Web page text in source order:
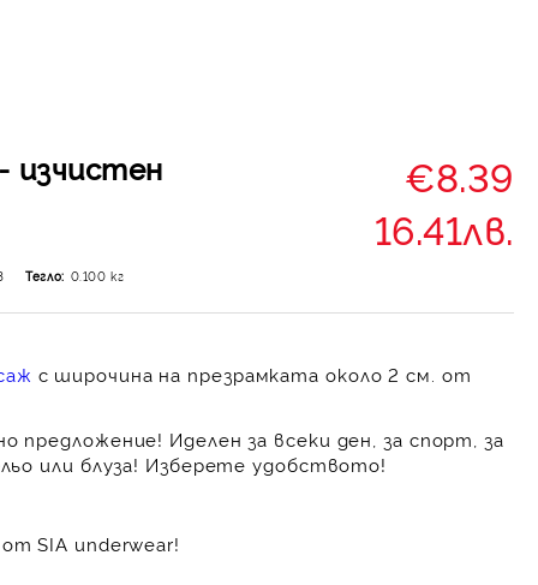
изчистен
€8.39
16.41лв.
Тегло: 0.100 кг
с широчина на презрамката около 2 см. от
предложение! Иделен за всеки ден, за спорт, за
или блуза! Изберете удобството!
SIA underwear!